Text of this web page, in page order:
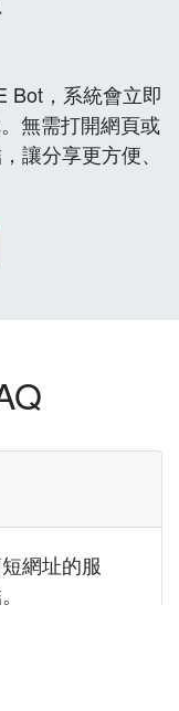
Bot，系統會立即
無需打開網頁或
讓分享更方便、
網址的服